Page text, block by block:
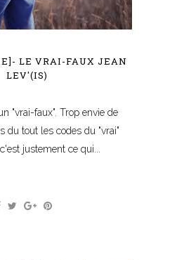
LE VRAI-FAUX JEAN
LEV'(IS)
"vrai-faux". Trop envie de
du tout les codes du "vrai"
justement ce qui...